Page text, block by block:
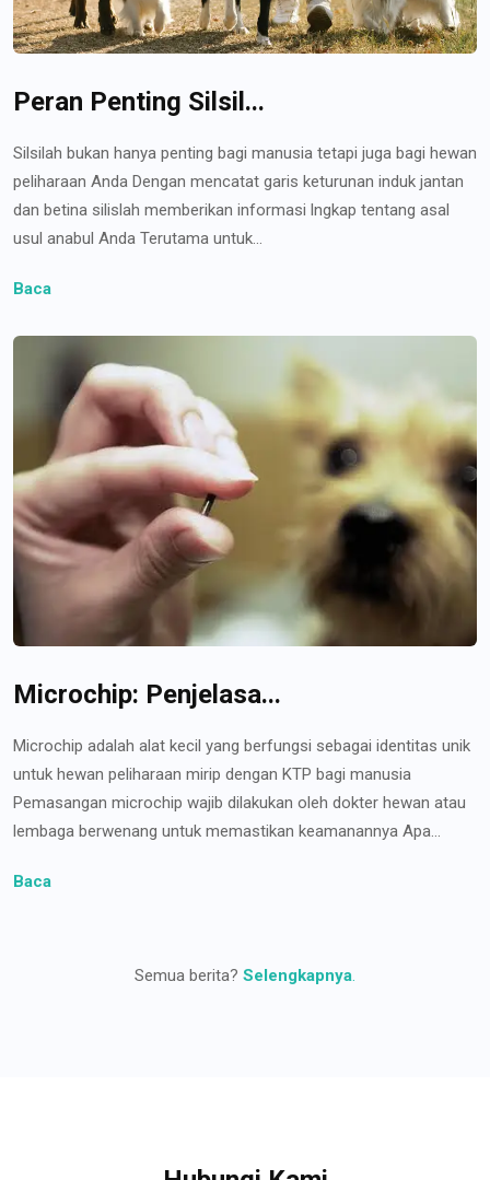
Peran Penting Silsil...
Silsilah bukan hanya penting bagi manusia tetapi juga bagi hewan
peliharaan Anda Dengan mencatat garis keturunan induk jantan
dan betina silislah memberikan informasi lngkap tentang asal
usul anabul Anda Terutama untuk...
Baca
Microchip: Penjelasa...
Microchip adalah alat kecil yang berfungsi sebagai identitas unik
untuk hewan peliharaan mirip dengan KTP bagi manusia
Pemasangan microchip wajib dilakukan oleh dokter hewan atau
lembaga berwenang untuk memastikan keamanannya Apa...
Baca
Semua berita? Selengkapnya.